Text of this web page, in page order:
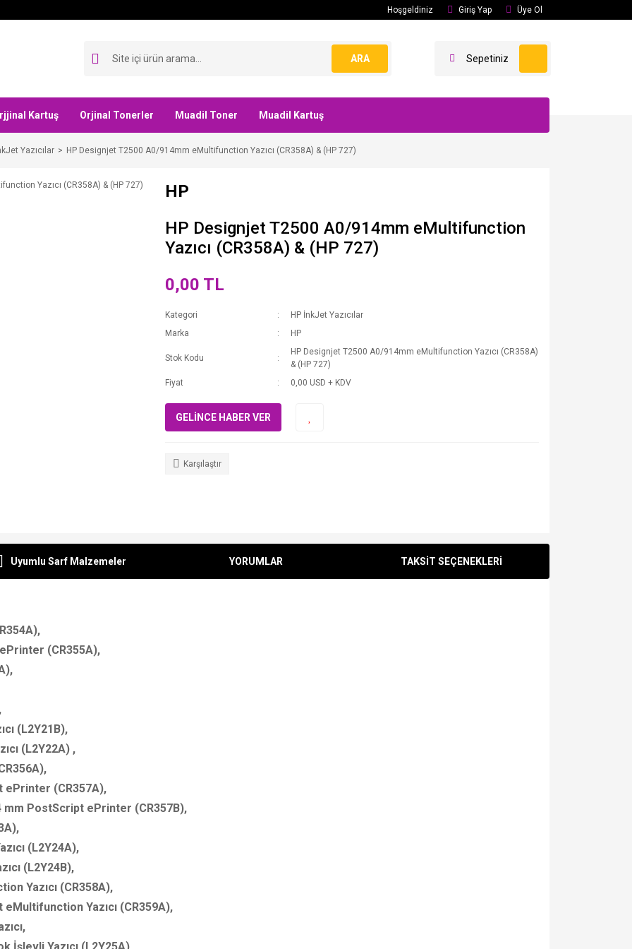
Hoşgeldiniz Giriş Yap Üye Ol
ARA Sepetiniz
Kartuş Orjinal Tonerler Muadil Toner Muadil Kartuş
Yazıcılar HP Designjet T2500 A0/914mm eMultifunction Yazıcı (CR358A) & (HP 727)
HP
HP Designjet T2500 A0/914mm eMultifunction
Yazıcı (CR358A) & (HP 727)
0,00 TL
Kategori
HP İnkJet Yazıcılar
Marka
HP
Stok Kodu
HP Designjet T2500 A0/914mm eMultifunction Yazıcı (CR358A)
& (HP 727)
Fiyat
0,00 USD + KDV
GELİNCE HABER VER
Karşılaştır
Uyumlu Sarf Malzemeler YORUMLAR TAKSİT SEÇENEKLERİ
(CR355A),
(L2Y21B),
(L2Y22A) ,
ePrinter (CR357A),
PostScript ePrinter (CR357B),
(L2Y24A),
(L2Y24B),
Yazıcı (CR358A),
Yazıcı (CR359A),